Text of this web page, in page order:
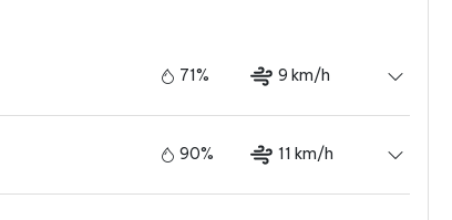
71% 9 km/h
90% 11 km/h